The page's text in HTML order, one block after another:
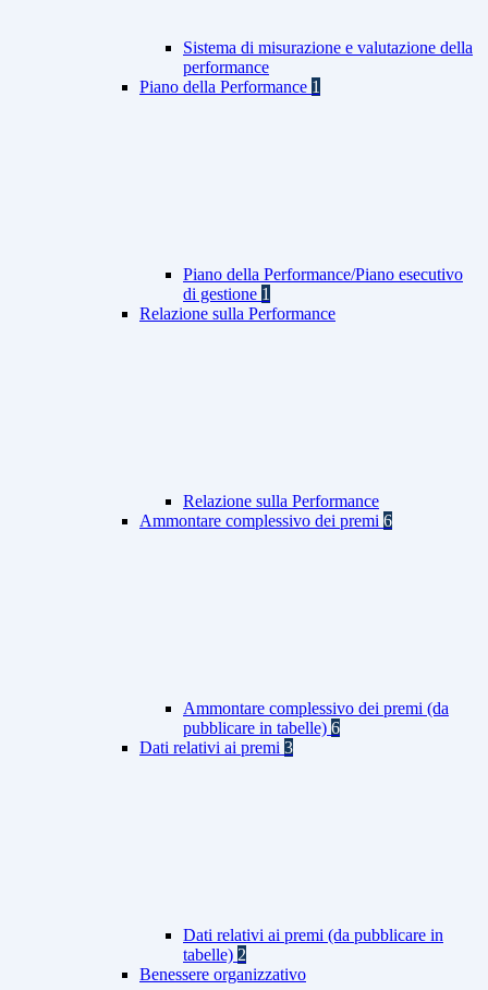
Sistema di misurazione e valutazione della
performance
Piano della Performance 1
Piano della Performance/Piano esecutivo
di gestione 1
Relazione sulla Performance
Relazione sulla Performance
Ammontare complessivo dei premi 6
Ammontare complessivo dei premi (da
pubblicare in tabelle) 6
Dati relativi ai premi 3
Dati relativi ai premi (da pubblicare in
tabelle) 2
Benessere organizzativo